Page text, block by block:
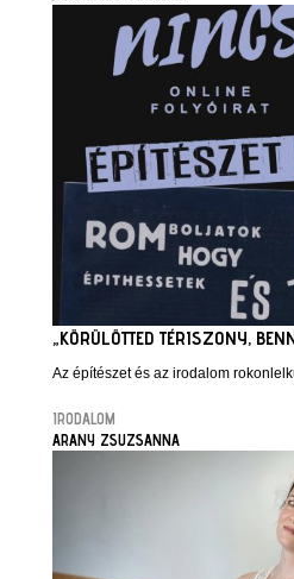
„KÖRÜLÖTTED TÉRISZONY,
Az építészet és az irodalom
IRODALOM
ARANY ZSUZSANNA